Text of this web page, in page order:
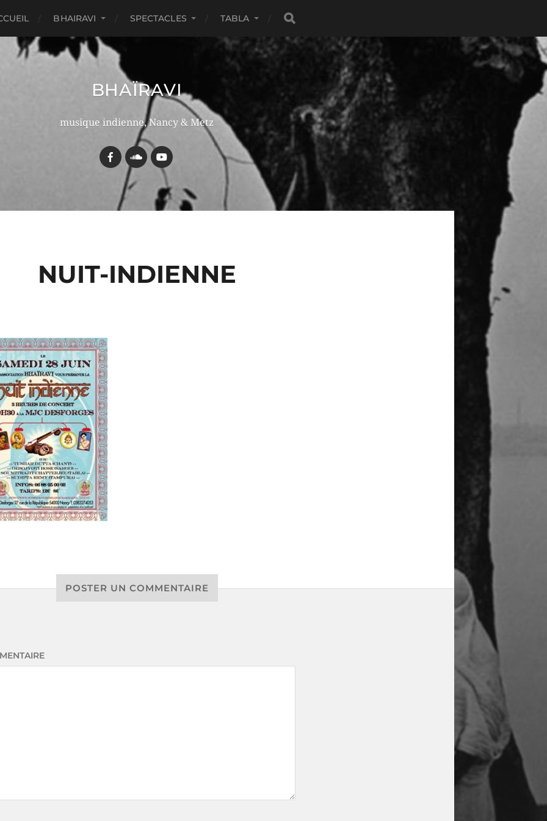
BHAIRAVI SPECTACLES TABLA
BHAÏRAVI
musique indienne, Nancy & Metz
NUIT-INDIENNE
POSTER UN COMMENTAIRE